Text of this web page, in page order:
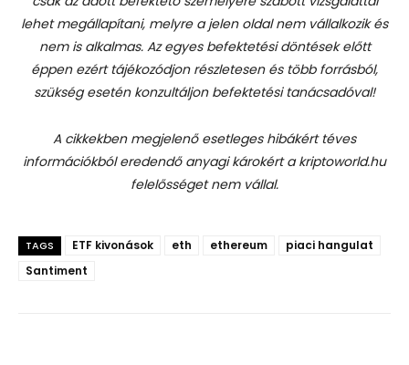
lehet megállapítani, melyre a jelen oldal nem vállalkozik és
nem is alkalmas. Az egyes befektetési döntések előtt
éppen ezért tájékozódjon részletesen és több forrásból,
szükség esetén konzultáljon befektetési tanácsadóval!
A cikkekben megjelenő esetleges hibákért téves
információkból eredendő anyagi károkért a kriptoworld.hu
felelősséget nem vállal.
TAGS ETF kivonások eth ethereum
piaci hangulat
Santiment